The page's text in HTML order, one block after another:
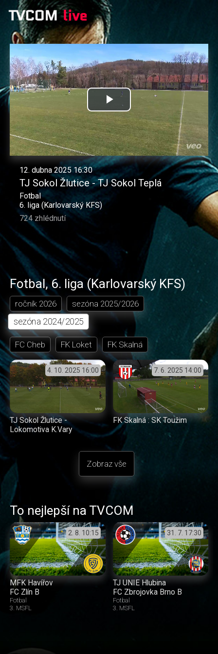
Přehrát
video
12. dubna 2025 16:30
TJ Sokol Žlutice - TJ Sokol Teplá
Fotbal
6. liga (Karlovarský KFS)
724 zhlédnutí
Fotbal,6. liga (Karlovarský KFS)
ročník 2026 sezóna 2025/2026
sezóna 2024/2025
FC Cheb FK Loket FK Skalná
4. 10. 2025 16:00
TJ Sokol Žlutice -
Lokomotiva K.Vary
7. 6. 2025 14:00
FK Skalná : SK Toužim
Zobraz vše
To nejlepší na TVCOM
2. 8. 10:15
MFK Havířov
FC Zlín B
Fotbal
3. MSFL
31. 7. 17:30
TJ UNIE Hlubina
FC Zbrojovka Brno B
Fotbal
3. MSFL